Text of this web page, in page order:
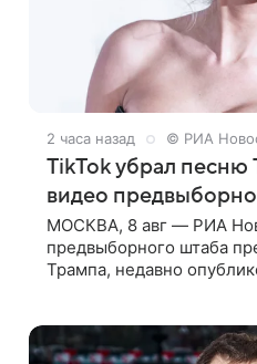
2 часа назад © РИА
TikTok убрал песню
видео
МОСКВА, 8 авг — РИА
предвыборного штаба
Трампа, недавно